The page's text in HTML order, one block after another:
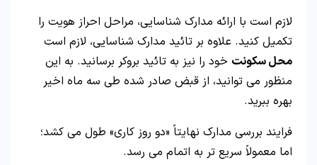
لازم است با ارائه مدارک شناسایی، مراحل احراز هویت را
تکمیل کنید. علاوه بر تائید مدارک شناسایی، لازم است
محل سکونت خود را نیز به تائید بروکر برسانید. به این
منظور می توانید، از قبض صادر شده طی سه ماه اخیر
بهره ببرید.
فرایند بررسی مدارک نهایتاً «دو روز کاری» طول می کشد؛
اما معمولاً سریع تر به اتمام می رسد.